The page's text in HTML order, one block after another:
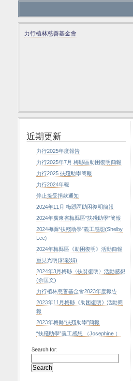
力行植林慈善基金會
近期更新
力行2025年度報告
力行2025年7月 梅縣區助困復明簡報
力行2025 扶殘助學簡報
力行2024年報
停止接受捐款通知
2024年11月 梅縣區助困復明簡報
2024年廣東省梅縣區“扶殘助學”簡報
2024梅縣“扶殘助學”義工感想(Shelby
Lee)
2024年梅縣區《助困復明》活動簡報
重見光明(郭彩娟)
2024年3月梅縣〈扶貧復明〉活動感想
(余匡文)
力行植林慈善基金會2023年度報告
2023年11月梅縣《助困復明》活動簡
報
2023年梅縣“扶殘助學”簡報
“扶殘助學”義工感想 （Josephine ）
Search for: